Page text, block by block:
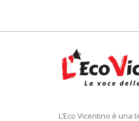
L’Eco Vicentino è